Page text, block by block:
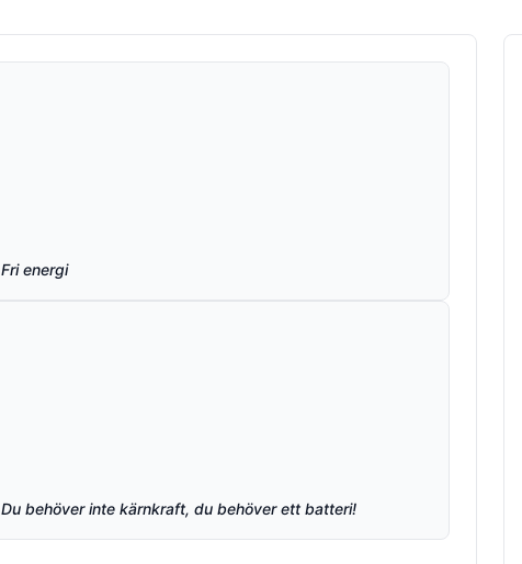
Fri energi
Du behöver inte kärnkraft, du behöver ett batteri!